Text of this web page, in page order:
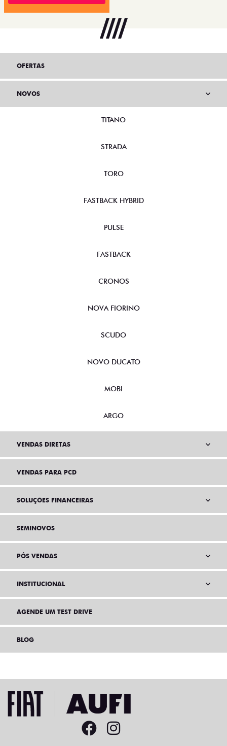
OFERTAS
NOVOS
TITANO
STRADA
TORO
FASTBACK HYBRID
PULSE
FASTBACK
CRONOS
NOVA FIORINO
SCUDO
NOVO DUCATO
MOBI
ARGO
VENDAS DIRETAS
VENDAS PARA PCD
SOLUÇÕES FINANCEIRAS
SEMINOVOS
PÓS VENDAS
INSTITUCIONAL
AGENDE UM TEST DRIVE
BLOG